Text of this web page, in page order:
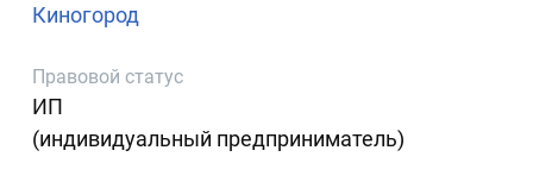
Киногород
Правовой статус
ИП
(индивидуальный предприниматель)